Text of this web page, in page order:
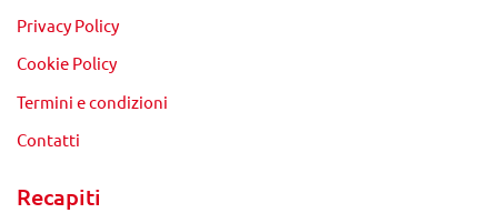
Privacy Policy
Cookie Policy
Termini e condizioni
Contatti
Recapiti